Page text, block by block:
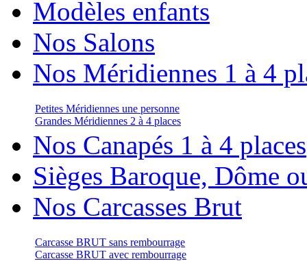
Modèles enfants
Nos Salons
Nos Méridiennes 1 à 4
Petites Méridiennes une personne
Grandes Méridiennes 2 à 4 places
Nos Canapés 1 à 4 places
Sièges Baroque, Dôme
Nos Carcasses Brut
Carcasse BRUT sans rembourrage
Carcasse BRUT avec rembourrage